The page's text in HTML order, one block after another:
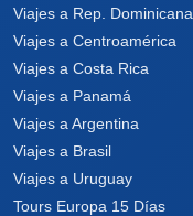
Viajes a Rep. Dominicana
Viajes a Centroamérica
Viajes a Costa Rica
Viajes a Panamá
Viajes a Argentina
Viajes a Brasil
Viajes a Uruguay
Tours Europa 15 Días